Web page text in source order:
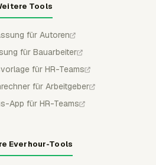
Tools
für Autoren
für Bauarbeiter
für HR-Teams
für Arbeitgeber
App für HR-Teams
Everhour-Tools